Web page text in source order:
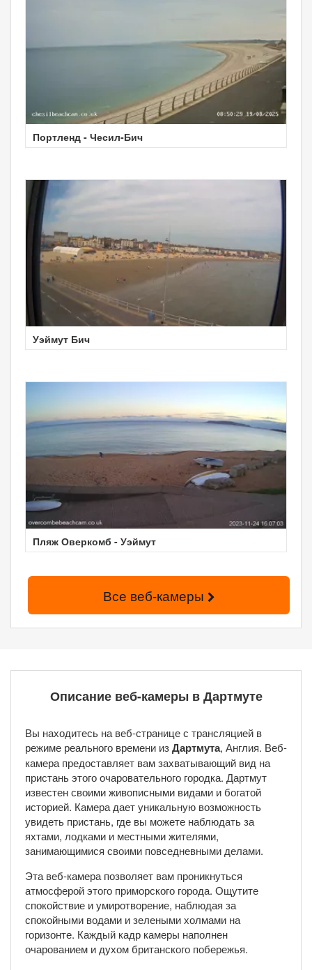
Портленд - Чесил-Бич
Уэймут Бич
Пляж Оверкомб - Уэймут
Все веб-камеры
Описание веб-камеры в Дартмуте
Вы находитесь на веб-странице с трансляцией в
режиме реального времени изДартмута, Англия. Веб-
камера предоставляет вам захватывающий вид на
пристань этого очаровательного городка. Дартмут
известен своими живописными видами и богатой
историей. Камера дает уникальную возможность
увидеть пристань, где вы можете наблюдать за
яхтами, лодками и местными жителями,
занимающимися своими повседневными делами.
Эта веб-камера позволяет вам проникнуться
атмосферой этого приморского города. Ощутите
спокойствие и умиротворение, наблюдая за
спокойными водами и зелеными холмами на
горизонте. Каждый кадр камеры наполнен
очарованием и духом британского побережья.